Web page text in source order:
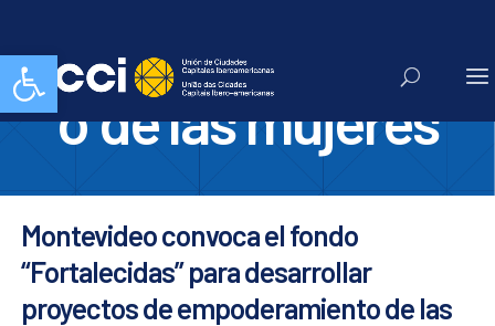
Abrir barra de herramientas
empoderamient
o de las mujeres
Montevideo convoca el fondo
“Fortalecidas” para desarrollar
proyectos de empoderamiento de las